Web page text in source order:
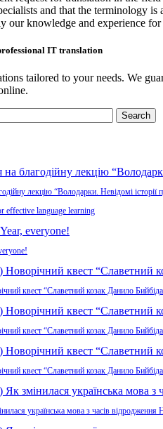
and that the terminology
our knowledge and experience
IT translation
tailored to your needs. We
.
лекцію “Володарки. Невідомі історії
effective language learning
квест “Славетний козак Данило
квест “Славетний козак Данило
квест “Славетний козак Данило
українська мова з часів відродження